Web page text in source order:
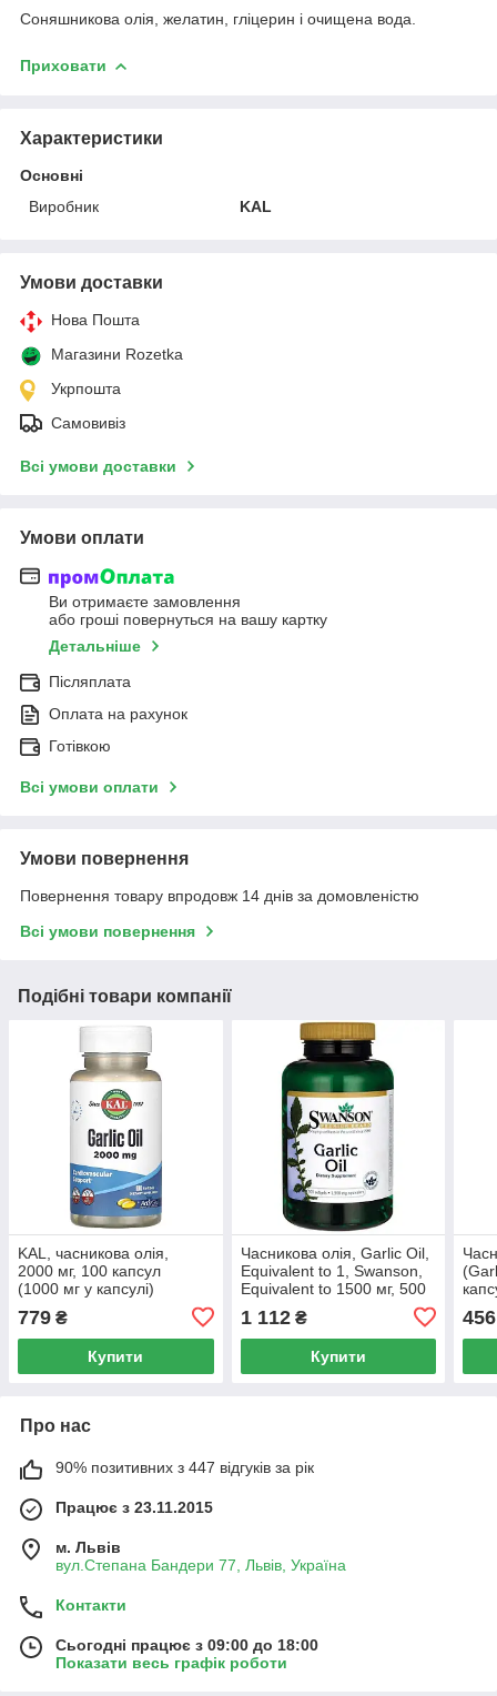
Соняшникова олія, желатин, гліцерин і очищена вода.
Приховати
Характеристики
Основні
Виробник
KAL
Умови доставки
Нова Пошта
Магазини Rozetka
Укрпошта
Самовивіз
Всі умови доставки
Умови оплати
Ви отримаєте замовлення
або гроші повернуться на вашу картку
Детальніше
Післяплата
Оплата на рахунок
Готівкою
Всі умови оплати
Умови повернення
Повернення товару впродовж 14 днів за домовленістю
Всі умови повернення
Подібні товари компанії
KAL, часникова олія,
2000 мг, 100 капсул
(1000 мг у капсулі)
779 ₴
Купити
Часникова олія, Garlic Oil,
Equivalent to 1, Swanson,
Equivalent to 1500 мг, 500
1 112₴
Купити
456
Про нас
90% позитивних з 447 відгуків за рік
Працює з 23.11.2015
м. Львів
вул.Степана Бандери 77, Львів, Україна
Контакти
Сьогодні працює з 09:00 до 18:00
Показати весь графік роботи